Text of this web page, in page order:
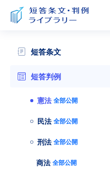
短答条文
短答判例
憲法 全部公開
民法 全部公開
刑法 全部公開
商法 全部公開